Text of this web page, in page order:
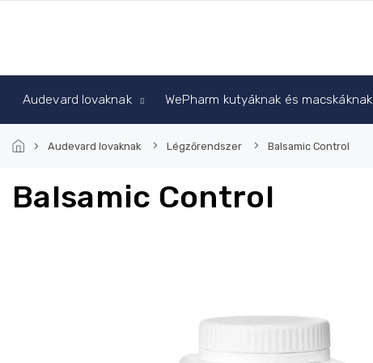
Audevard lovaknak WePharm kutyáknak és macskáknak
Audevard lovaknak Légzőrendszer Balsamic Control
Balsamic Control